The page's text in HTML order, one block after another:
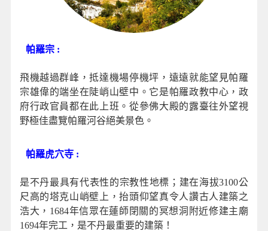
帕羅宗 :
飛機越過群峰，抵達機場停機坪，遠遠就能望見帕羅
宗雄偉的端坐在陡峭山壁中。它是帕羅政教中心，政
府行政官員都在此上班。從參佛大殿的露臺往外望視
野極佳盡覽帕羅河谷絕美景色。
帕羅虎穴寺 :
是不丹最具有代表性的宗教性地標；建在海拔3100公
尺高的塔克山峭壁上，抬頭仰望真令人讚古人建築之
浩大，1684年信眾在蓮師閉關的冥想洞附近修建主廟
1694年完工，是不丹最重要的建築！